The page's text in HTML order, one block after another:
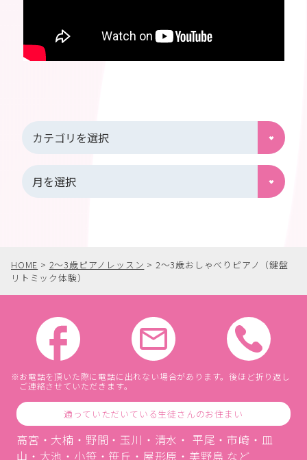
HOME > 2〜3歳ピアノレッスン > 2〜3歳おしゃべりピアノ（鍵盤
リトミック体験）
お電話を頂いた際に電話に出れない場合があります。後ほど折り返し
ご連絡させていただきます。
通っていただいている生徒さんのお住まい
高宮・大楠・野間・玉川・清水・ 平尾・市崎・皿
山・大池・小笹・笹丘・屋形原・美野島 など